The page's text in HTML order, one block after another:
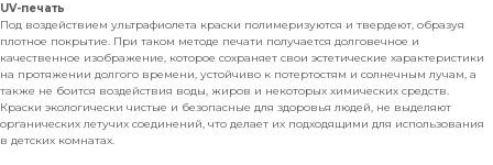
UV-печать
Под воздействием ультрафиолета краски полимеризуются и твердеют, образуя
плотное покрытие. При таком методе печати получается долговечное и
качественное изображение, которое сохраняет свои эстетические характеристики
на протяжении долгого времени, устойчиво к потертостям и солнечным лучам, а
также не боится воздействия воды, жиров и некоторых химических средств.
Краски экологически чистые и безопасные для здоровья людей, не выделяют
органических летучих соединений, что делает их подходящими для использования
в детских комнатах.